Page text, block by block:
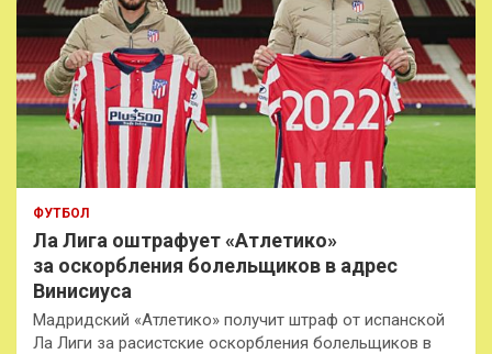
ФУТБОЛ
Ла Лига оштрафует «Атлетико»
за оскорбления болельщиков в адрес
Винисиуса
Мадридский «Атлетико» получит штраф от испанской
Ла Лиги за расистские оскорбления болельщиков в